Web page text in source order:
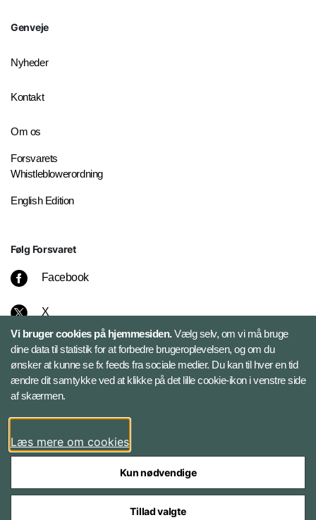
Genveje
Nyheder
Kontakt
Om os
Forsvarets
Whistleblowerordning
English Edition
Følg Forsvaret
Facebook
X
Instagram
Bluesky
LinkedIn
Vi bruger cookies på hjemmesiden.Vælg selv, om vi må bruge
dine data til statistik for at forbedre brugeroplevelsen, og om du
ønsker at kunne se fx feeds fra sociale medier. Du kan til hver en tid
ændre dit samtykke ved at klikke på det lille cookie-ikon i venstre side
af skærmen.
Læs mere om cookies
Kun nødvendige
Tillad valgte